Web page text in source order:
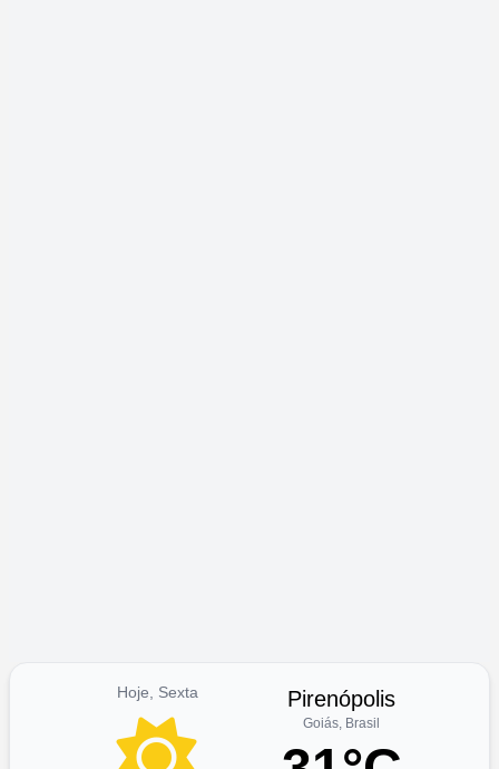
Hoje, Sexta Pirenópolis
Goiás, Brasil